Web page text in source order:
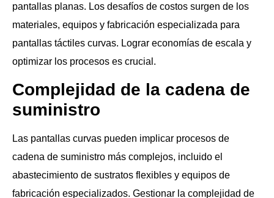
pantallas planas. Los desafíos de costos surgen de los
materiales, equipos y fabricación especializada para
pantallas táctiles curvas. Lograr economías de escala y
optimizar los procesos es crucial.
Complejidad de la cadena de
suministro
Las pantallas curvas pueden implicar procesos de
cadena de suministro más complejos, incluido el
abastecimiento de sustratos flexibles y equipos de
fabricación especializados. Gestionar la complejidad de